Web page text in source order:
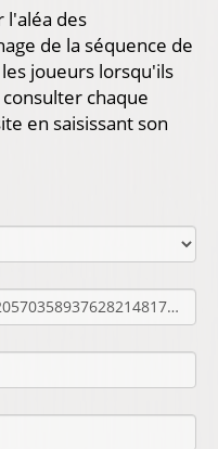
l'aléa des
de la séquence de
joueurs lorsqu'ils
chaque
en saisissant son